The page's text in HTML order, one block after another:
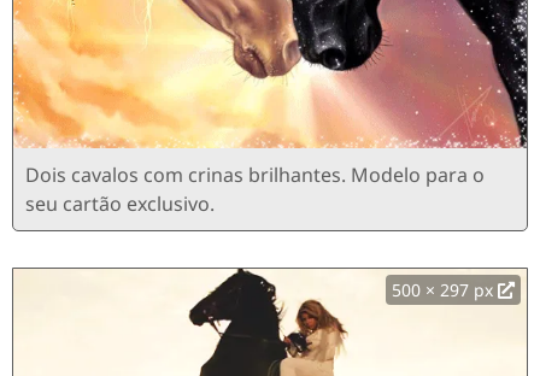
Dois cavalos com crinas brilhantes. Modelo para o
seu cartão exclusivo.
500 × 297 px